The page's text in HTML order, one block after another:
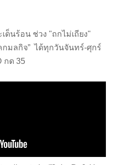
ด็นร้อน ช่วง "ถกไม่เถียง"
กมลกิจ” ได้ทุกวันจันทร์-ศุกร์
กด 35